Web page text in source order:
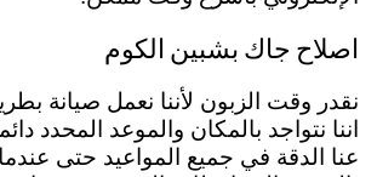
اصلاح جاك بشبين الكوم
نقدر وقت الزبون لأننا نعمل صيانة
اننا نتواجد بالمكان والموعد المحدد
عنا الدقة في جميع المواعيد حتى عندما